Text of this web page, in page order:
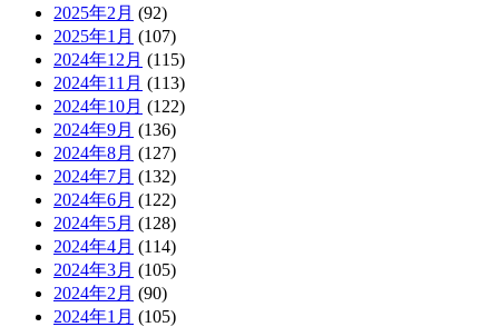
2025年2月 (92)
2025年1月 (107)
2024年12月 (115)
2024年11月 (113)
2024年10月 (122)
2024年9月 (136)
2024年8月 (127)
2024年7月 (132)
2024年6月 (122)
2024年5月 (128)
2024年4月 (114)
2024年3月 (105)
2024年2月 (90)
2024年1月 (105)